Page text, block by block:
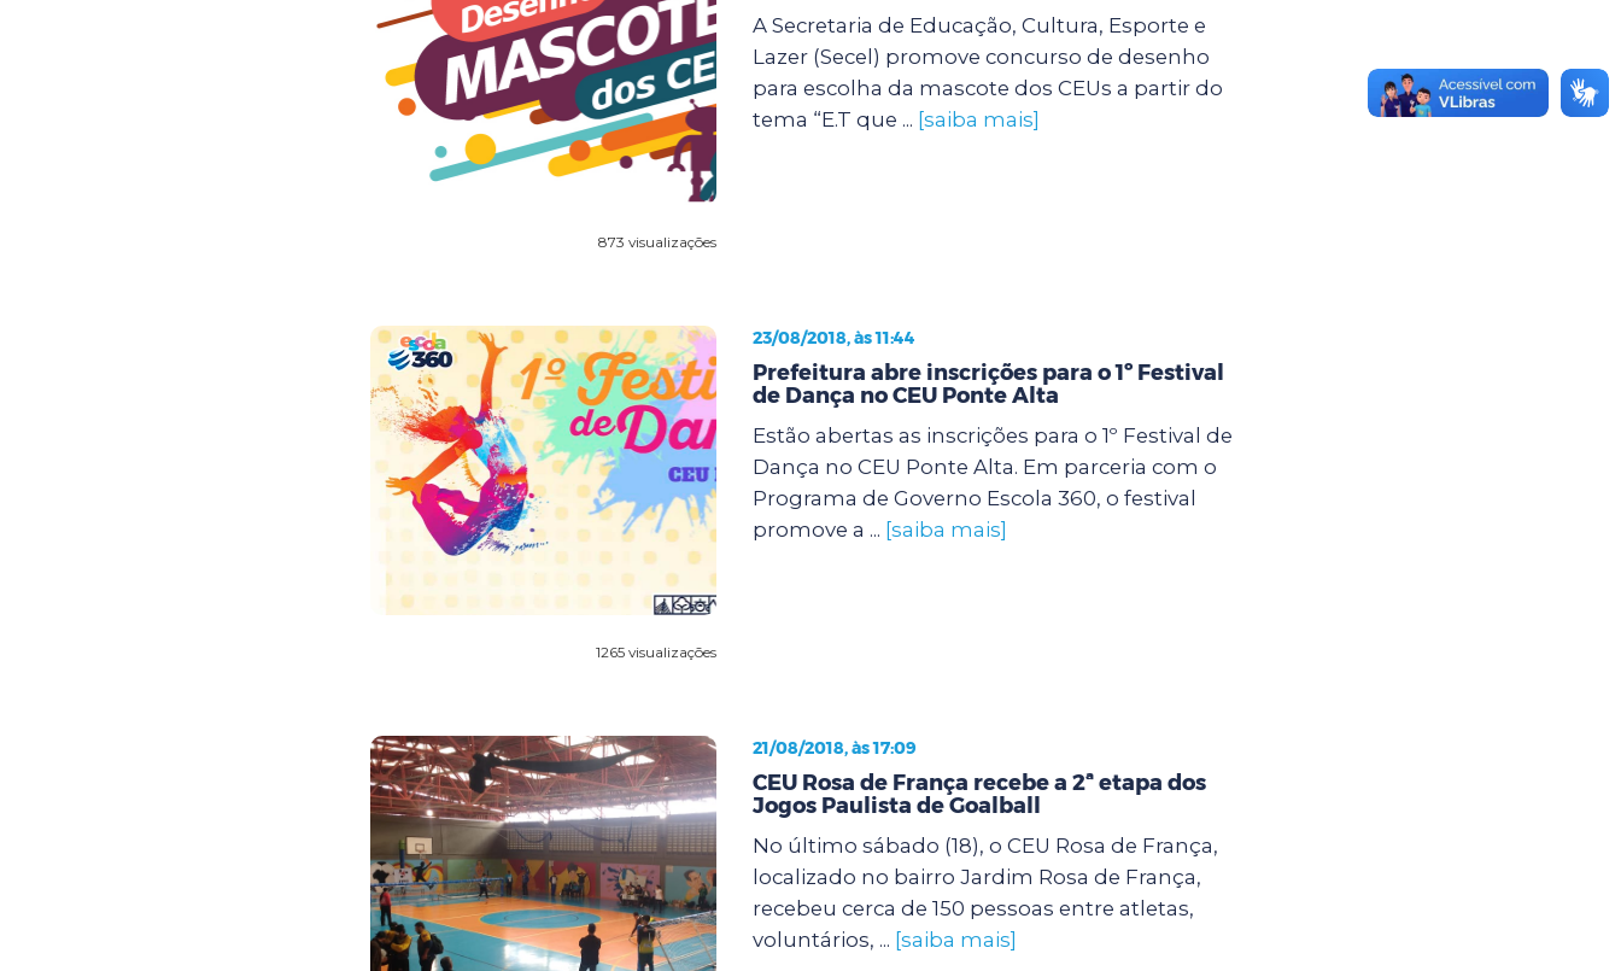
873 visualizações
A Secretaria de Educação, Cultura, Esporte e
Lazer (Secel) promove concurso de desenho
para escolha da mascote dos CEUs a partir do
tema “E.T que ... [saiba mais]
1265 visualizações
23/08/2018, às 11:44
Prefeitura abre inscrições para o 1º Festival
de Dança no CEU Ponte Alta
Estão abertas as inscrições para o 1º Festival de
Dança no CEU Ponte Alta. Em parceria com o
Programa de Governo Escola 360, o festival
promove a ... [saiba mais]
21/08/2018, às 17:09
CEU Rosa de França recebe a 2ª etapa dos
Jogos Paulista de Goalball
No último sábado (18), o CEU Rosa de França,
localizado no bairro Jardim Rosa de França,
recebeu cerca de 150 pessoas entre atletas,
voluntários, ... [saiba mais]